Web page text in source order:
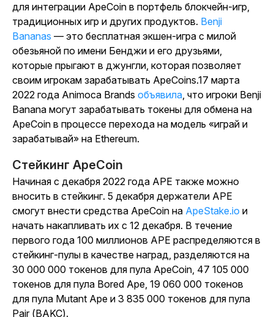
для интеграции ApeCoin в портфель блокчейн-игр,
традиционных игр и других продуктов. Benji
Bananas — это бесплатная экшен-игра с милой
обезьяной по имени Бенджи и его друзьями,
которые прыгают в джунгли, которая позволяет
своим игрокам зарабатывать ApeCoins.17 марта
2022 года Animoca Brands объявила, что игроки Benji
Banana могут зарабатывать токены для обмена на
ApeCoin в процессе перехода на модель «играй и
зарабатывай» на Ethereum.
Стейкинг ApeCoin
Начиная с декабря 2022 года APE также можно
вносить в стейкинг. 5 декабря держатели APE
смогут внести средства ApeCoin на ApeStake.io и
начать накапливать их с 12 декабря. В течение
первого года 100 миллионов APE распределяются в
стейкинг-пулы в качестве наград, разделяются на
30 000 000 токенов для пула ApeCoin, 47 105 000
токенов для пула Bored Ape, 19 060 000 токенов
для пула Mutant Ape и 3 835 000 токенов для пула
Pair (BAKC).